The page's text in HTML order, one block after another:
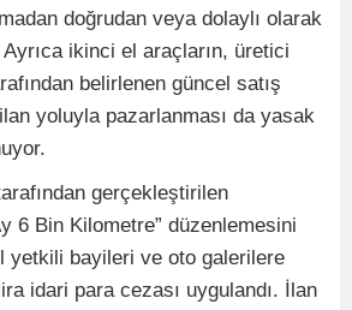
doğrudan veya dolaylı olarak
Ayrıca ikinci el araçların, üretici
belirlenen güncel satış
yoluyla pazarlanması da yasak
gerçekleştirilen
6 Bin Kilometre” düzenlemesini
yetkili bayileri ve oto galerilere
idari para cezası uygulandı. İlan